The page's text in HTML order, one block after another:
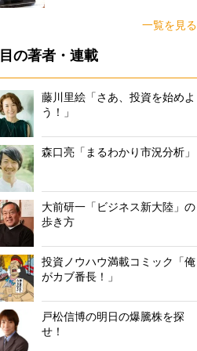
一覧を見る
の著者・連載
藤川里絵「さあ、投資を始めよ
う！」
森口亮「まるわかり市況分析」
大前研一「ビジネス新大陸」の
歩き方
投資ノウハウ満載コミック「俺
がカブ番長！」
戸松信博の明日の爆騰株を探
せ！